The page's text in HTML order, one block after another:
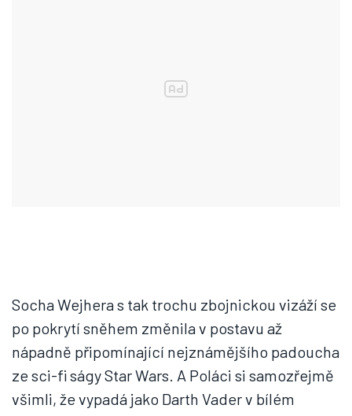
Socha Wejhera s tak trochu zbojnickou vizáží se
po pokrytí sněhem změnila v postavu až
nápadně připomínající nejznámějšího padoucha
ze sci-fi ságy Star Wars. A Poláci si samozřejmě
všimli, že vypadá jako Darth Vader v bílém